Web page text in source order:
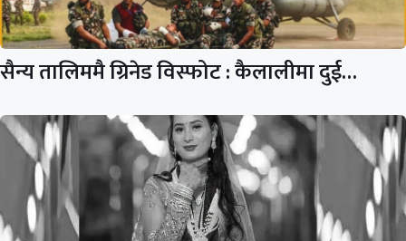
सैन्य तालिममै ग्रिनेड विस्फोट : कैलालीमा दुई…